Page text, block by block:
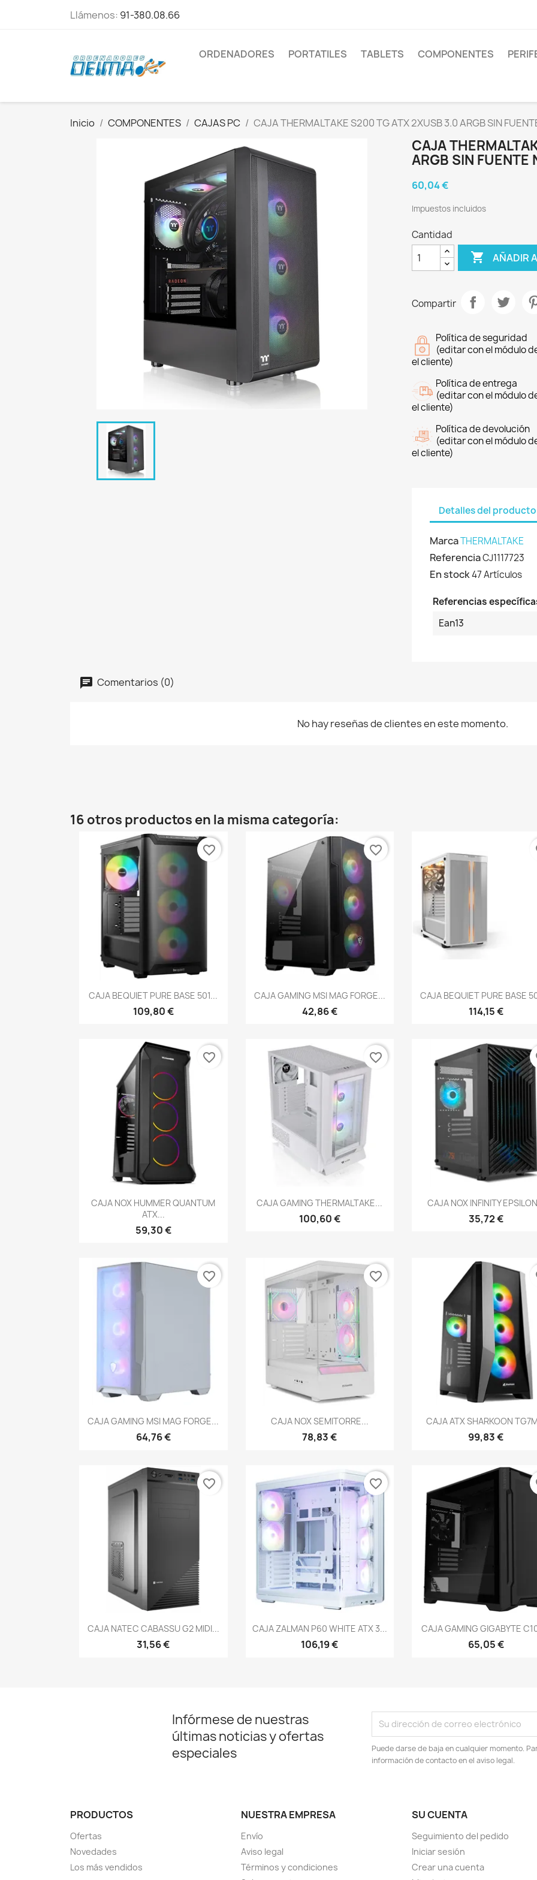
Llámenos: 91-380.08.66
ORDENADORES PORTATILES TABLETS COMPONENTES
Inicio COMPONENTES CAJAS PC CAJA THERMALTAKE S200 TG ATX 2XUSB 3.0 ARGB SIN
CAJA
ARGB SIN FUENTE
60,04 €
Impuestos incluidos
Cantidad
 AÑADIR
Compartir
Política de seguridad
(editar con el módulo
el cliente)
Política de entrega
(editar con el módulo
el cliente)
Política de devolución
(editar con el módulo
el cliente)
Detalles del producto
MarcaTHERMALTAKE
ReferenciaCJ1117723
En stock47 Artículos
Referencias
Ean13
Comentarios (0)
No hay reseñas de clientes en este momento.
16 otros productos en la misma categoría:
 Vista rápida
CAJA BEQUIET PURE BASE 501...
109,80 €
favorite_border
Vista rápida
CAJA GAMING MSI MAG FORGE...
42,86 €
favorite_border
 Vista rápida
CAJA BEQUIET PURE BASE
114,15 €
Vista rápida
CAJA NOX HUMMER QUANTUM
ATX...
59,30 €
favorite_border
Vista rápida
CAJA GAMING THERMALTAKE...
100,60 €
favorite_border
Vista rápida
CAJA NOX INFINITY
35,72 €
Vista rápida
CAJA GAMING MSI MAG FORGE...
64,76 €
favorite_border
Vista rápida
CAJA NOX SEMITORRE...
78,83 €
favorite_border
Vista rápida
CAJA ATX SHARKOON
99,83 €
Vista rápida
CAJA NATEC CABASSU G2 MIDI...
31,56 €
favorite_border
Vista rápida
CAJA ZALMAN P60 WHITE ATX 3...
106,19 €
favorite_border
Vista rápida
CAJA GAMING GIGABYTE
65,05 €
Infórmese de nuestras
últimas noticias y ofertas
especiales
Puede darse de baja en cualquier momento.
información de contacto en el aviso legal.
PRODUCTOS
Ofertas
Novedades
Los más vendidos
NUESTRA EMPRESA
Envío
Aviso legal
Términos y condiciones
SU CUENTA
Seguimiento del pedido
Iniciar sesión
Crear una cuenta